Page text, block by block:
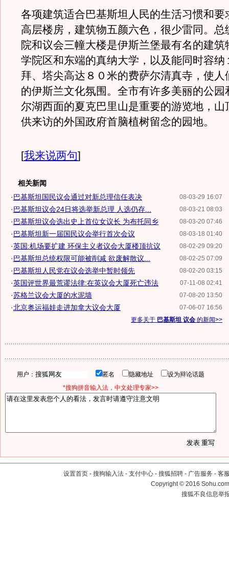
各项建筑适合巴基斯坦人民的生活习惯和要
高层楼房，建筑物五颜六色，很少雷同。总
院和议会三幢大楼是伊斯兰堡最有名的建筑
学院区和东端的真纳大学，以及能同时容纳
拜、塔尖高达８０米的费萨尔清真寺，使人
的伊斯兰文化氛围。全市有许多美丽的公园
尔湖西面的夏克巴里山是重要的游览地，山
供来访的外国政府首脑植树留念的园地。
[我来说两句]
相关新闻
08-03-29 16:07
·巴基斯坦国民议会通过对新总理信任表决
08-03-21 08:03
·巴基斯坦议会24日将选举新总理 人选仍存...
08-03-20 07:46
·巴基斯坦议会选出史上首位女议长 为布托同乡
08-03-18 01:40
·巴基斯坦新一届国民议会举行首次会议
08-02-29 09:20
·英国:机场要扩建 环保主义者议会大厦楼顶抗议
08-02-25 07:09
·巴基斯坦总统权限可能被削减 欲废解散议...
08-02-20 03:15
·巴基斯坦人民党在议会选举中暂时领先
07-11-08 02:41
·英国评世界最荒谬法律:在英议会大厦死亡违法
07-08-20 13:50
·苏格兰议会大厦的水泥墙
07-06-07 16:56
·北京奥运福娃走进加拿大议会大厦
更多关于 巴基斯坦 议会 的新闻>>
用户： 匿名 隐藏地址
设为辩论话题
*搜狗拼音输入法，中文处理专家>>
设置首页 - 搜狗输入法 - 支付中心 - 搜狐招聘 - 广告服务 - 客
Copyright©2016
搜狐不良信息举